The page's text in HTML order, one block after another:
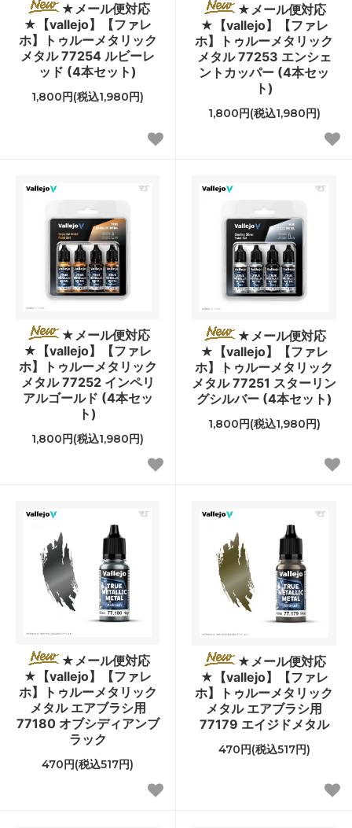
★メール便対応
★【vallejo】【ファレ
ホ】トゥルーメタリック
メタル 77254 ルビーレ
ッド (4本セット)
1,800円(税込1,980円)
★メール便対応
★【vallejo】【ファレ
ホ】トゥルーメタリック
メタル 77253 エンシェ
ントカッパー (4本セッ
ト)
1,800円(税込1,980円)
★メール便対応
★【vallejo】【ファレ
ホ】トゥルーメタリック
メタル 77252 インペリ
アルゴールド (4本セッ
ト)
1,800円(税込1,980円)
★メール便対応
★【vallejo】【ファレ
ホ】トゥルーメタリック
メタル 77251 スターリン
グシルバー (4本セット)
1,800円(税込1,980円)
★メール便対応
★【vallejo】【ファレ
ホ】トゥルーメタリック
メタル エアブラシ用
77180 オブシディアンブ
ラック
470円(税込517円)
★メール便対応
★【vallejo】【ファレ
ホ】トゥルーメタリック
メタル エアブラシ用
77179 エイジドメタル
470円(税込517円)